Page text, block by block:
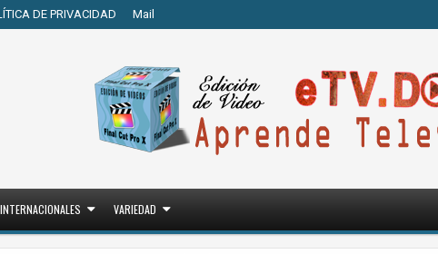
DE PRIVACIDAD Mail
INTERNACIONALES VARIEDAD